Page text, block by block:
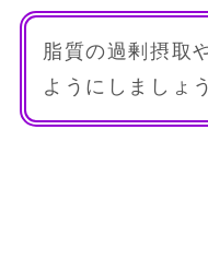
脂質の過剰摂取
ようにしましょう